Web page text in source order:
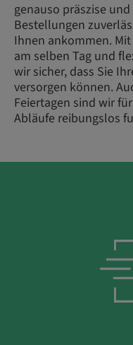
genauso präszise
Bestellungen
Ihnen ankommen.
am selben Tag und
wir sicher, dass Sie
versorgen können.
Feiertagen sind wir
Abläufe reibungslos